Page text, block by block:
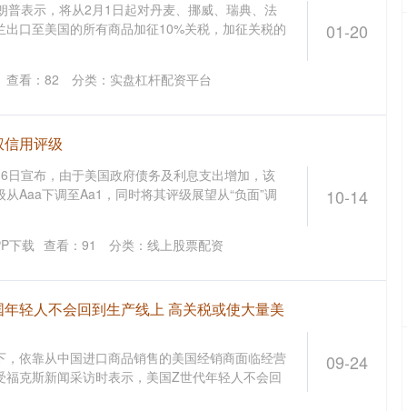
01-20
普表示，将从2月1日起对丹麦、挪威、瑞典、法
口至美国的所有商品加征10%关税，加征关税的
查看： 82 分类： 实盘杠杆配资平台
10-14
用评级
日宣布，由于美国政府债务及利息支出增加，该
Aaa下调至Aa1，同时将其评级展望从“负面”调
下载 查看： 91 分类： 线上股票配资
09-24
轻人不会回到生产线上 高关税或使大量美
依靠从中国进口商品销售的美国经销商面临经营
克斯新闻采访时表示，美国Z世代年轻人不会回